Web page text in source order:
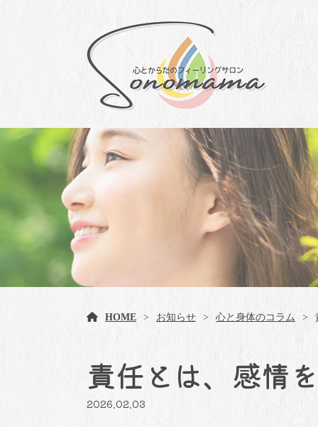
HOME お知らせ 心と身体のコラム
責任とは、感情
2026.02.03